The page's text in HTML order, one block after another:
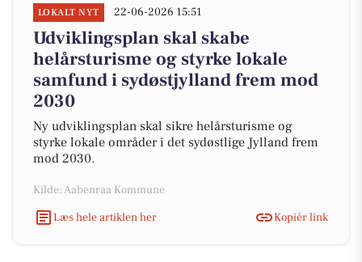
LOKALT NYT 22-06-2026 15:51
Udviklingsplan skal skabe
helårsturisme og styrke lokale
samfund i sydøstjylland frem mod
2030
Ny udviklingsplan skal sikre helårsturisme og
styrke lokale områder i det sydøstlige Jylland frem
mod 2030.
Kilde: Aabenraa Kommune
Læs hele artiklen her
Kopiér link